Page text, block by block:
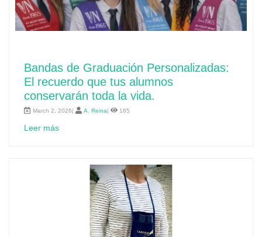
Bandas de Graduación Personalizadas:
El recuerdo que tus alumnos
conservarán toda la vida.
March 2, 2026| A. Reina| 165
Leer más